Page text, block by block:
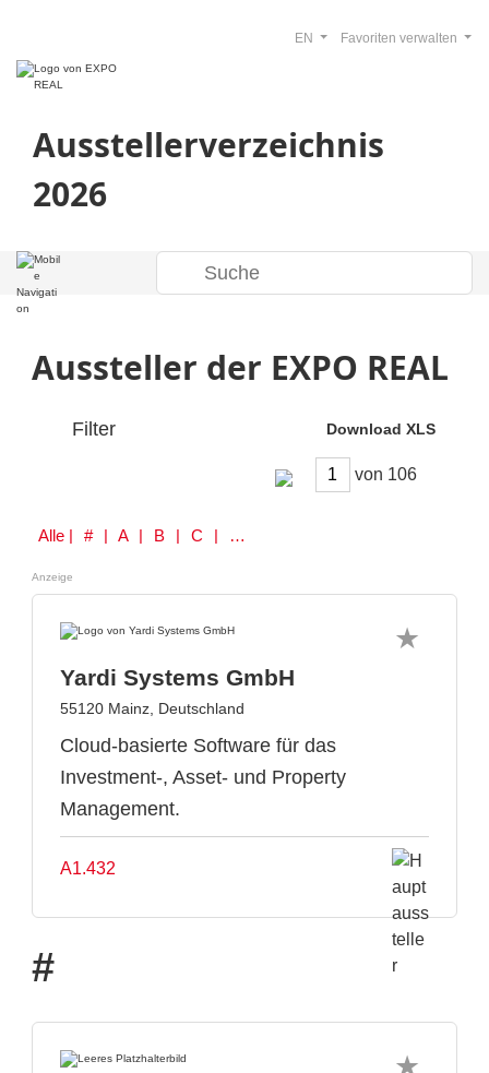
Ausstellerverzeichnis
2026
Favoriten verwalten
EN
Aussteller der EXPO REAL
Filter Download XLS
von
Alle | # | A | B | C | D | E | F | G | H | I | J | K | L | M | N | O | P | Q | R | S | T | U | V | W | Y | Z
Anzeige
Yardi Systems GmbH
55120 Mainz, Deutschland
Cloud-basierte Software für das
Investment-, Asset- und Property
Management.
A1.432
#